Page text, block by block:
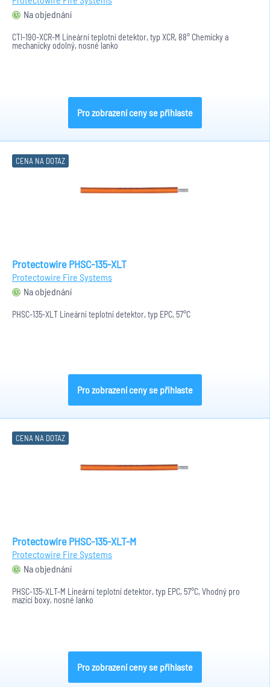
Na objednání
CTI-190-XCR-M Lineární teplotní detektor, typ XCR, 88° Chemicky a
mechanicky odolný, nosné lanko
Pro zobrazení ceny se přihlaste
CENA NA DOTAZ
Protectowire PHSC-135-XLT
Protectowire Fire Systems
Na objednání
PHSC-135-XLT Lineární teplotní detektor, typ EPC, 57°C
Pro zobrazení ceny se přihlaste
CENA NA DOTAZ
Protectowire PHSC-135-XLT-M
Protectowire Fire Systems
Na objednání
PHSC-135-XLT-M Lineární teplotní detektor, typ EPC, 57°C, Vhodný pro
mazící boxy, nosné lanko
Pro zobrazení ceny se přihlaste